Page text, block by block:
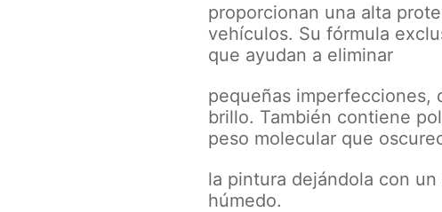
proporcionan una alta
vehículos. Su fórmula
que ayudan a eliminar
pequeñas imperfecciones,
brillo. También contiene
peso molecular que
la pintura dejándola con
húmedo.